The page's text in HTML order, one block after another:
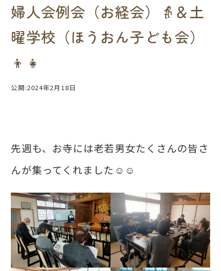
婦人会例会（お経会）👵＆土
曜学校（ほうおん子ども会）
👦👧
公開:2024年2月18日
先週も、お寺には老若男女たくさんの皆さ
んが集ってくれました☺☺